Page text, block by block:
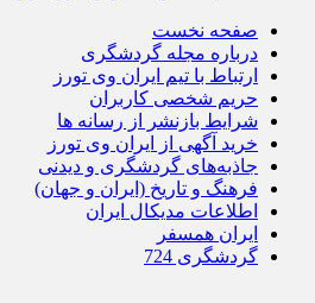
صفحه نخست
درباره مجله گردشگری
ارتباط با تیم ایران وی تورز
حریم شخصی کاربران
شرایط بازنشر از رسانه ها
خرید آگهی از ایران وی تورز
جاذبه‌های گردشگری و دیدنی
فرهنگ و تاریخ (ایران و جهان)
اطلاعات مدیکال ایران
ایران همسفر
گردشگری 724